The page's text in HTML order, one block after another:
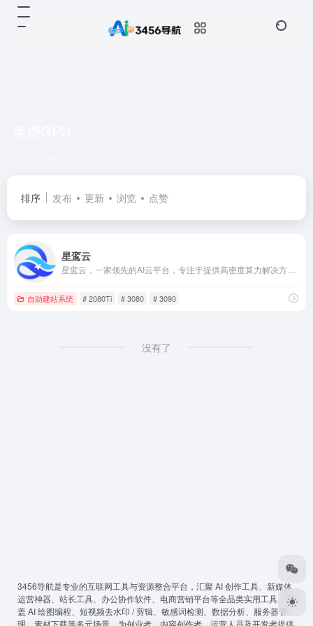
排序 发布 更新 浏览 点赞
星鸾云
自助建站系统 # 2080Ti # 3080 # 3090
没有了
3456导航是专业的互联网工具与资源整合平台，汇聚 AI 创作工具、新媒体
运营神器、站长工具、办公协作软件、电商营销平台等全品类实用工具，覆
盖 AI 绘图编程、短视频去水印 / 剪辑、敏感词检测、数据分析、服务器管
理、素材下载等多元场景，为创业者、内容创作者、运营人员及开发者提供